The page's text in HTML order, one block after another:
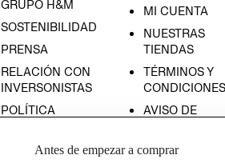
GRUPO H&M
SOSTENIBILIDAD
PRENSA
RELACIÓN CON
INVERSONISTAS
POLÍTICA
MI CUENTA
NUESTRAS
TIENDAS
TÉRMINOS Y
CONDICIONES
AVISO DE
GIFT CARD
Antes de empezar a comprar